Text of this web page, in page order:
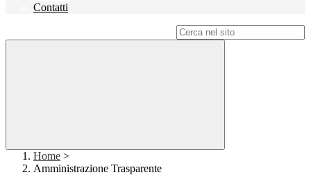
Contatti
Home >
Amministrazione Trasparente